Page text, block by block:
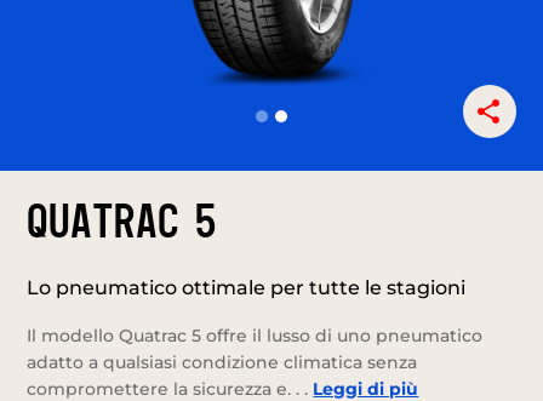
QUATRAC 5
Lo pneumatico ottimale per tutte le stagioni
Il modello Quatrac 5 offre il lusso di uno pneumatico
adatto a qualsiasi condizione climatica senza
compromettere la sicurezza e. . . Leggi di più